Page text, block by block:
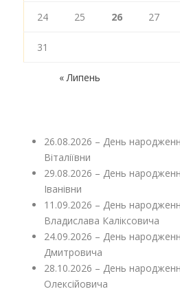
24 25 26 27
31
« Липень
26.08.2026 – День
Віталіївни
29.08.2026 – День
Іванівни
11.09.2026 – День
Владислава Каліксовича
24.09.2026 – День
Дмитровича
28.10.2026 – День
Олексійовича